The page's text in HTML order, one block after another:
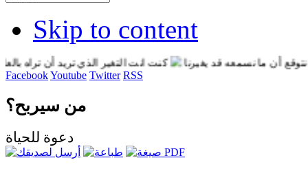
Skip to content
ما نسمعه قد يغيرنا كنت انت التغير الذي تريد أن تراه بالعالم
FacebookYoutube Twitter RSS
من سيربح؟
دعوة للحياة